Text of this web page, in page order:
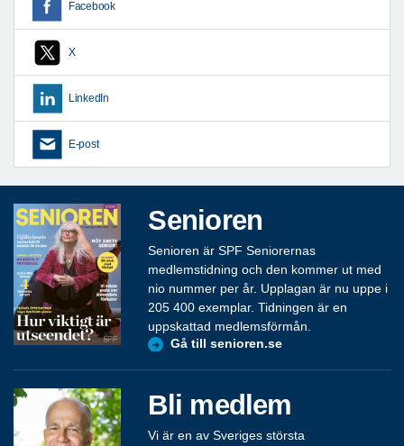
Facebook
X
LinkedIn
E-post
Senioren
Senioren är SPF Seniorernas
medlemstidning och den kommer ut med
nio nummer per år. Upplagan är nu uppe i
205 400 exemplar. Tidningen är en
uppskattad medlemsförmån.
Gå till senioren.se
Bli medlem
Vi är en av Sveriges största